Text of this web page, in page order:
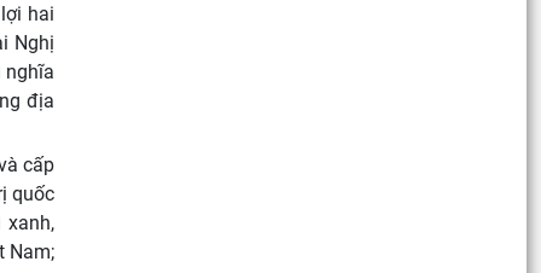
hai
Nghị
nghĩa
địa
cấp
quốc
xanh,
Nam;